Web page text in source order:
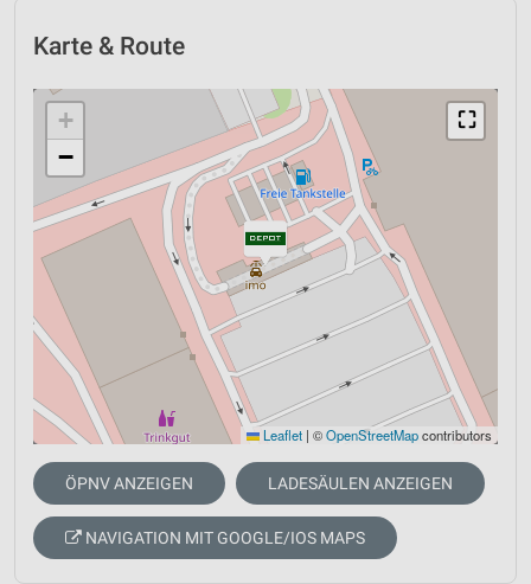
Karte & Route
⛶
+
−
Leaflet | ©OpenStreetMapcontributors
ÖPNV ANZEIGEN LADESÄULEN ANZEIGEN
NAVIGATION MIT GOOGLE/IOS MAPS